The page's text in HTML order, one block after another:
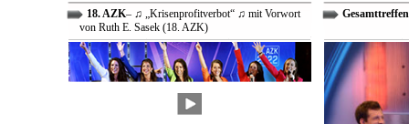
18. AZK– ♫ „Krisenprofitverbot“ ♫ mit Vorwort
von Ruth E. Sasek (18. AZK)